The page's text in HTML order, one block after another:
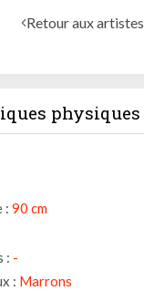
Retour aux artistes
physiques
: 90 cm
: -
: Marrons